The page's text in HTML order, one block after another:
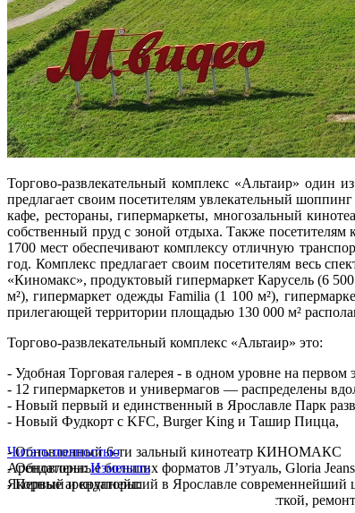
Торгово-развлекательный комплекс «Альтаир» один
предлагает своим посетителям увлекательный
кафе, рестораны, гипермаркеты, многозальный
собственный пруд с зоной отдыха. Также
1700 мест обеспечивают комплексу отличную
год. Комплекс предлагает своим посетителям весь
«Киномакс», продуктовый гипермаркет Карусель (6
м²), гипермаркет одежды Familia (1 100 м²),
прилегающей территории площадью 130 000 м²
Торгово-развлекательный комплекс «Альтаир» это:
- Удобная Торговая галерея - в одном уровне на первом
- 12 гипермаркетов и универмагов — распределены
- Новый первый и единственный в Ярославле Парк
- Новый Фудкорт c KFC, Burger King и Ташир Пицца,
- Обновленный 6-ти зальный кинотеатр КИНОМАКС
- Обновленные больших форматов Л’этуаль, Gloria
- Первый и крупнейший в Ярославле современнейший
- Работают центры бытовых услуг с химчисткой,
Читать полностью
Арендаторы:Изменить
Якорные арендаторы: